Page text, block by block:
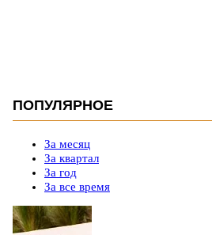
ПОПУЛЯРНОЕ
За месяц
За квартал
За год
За все время